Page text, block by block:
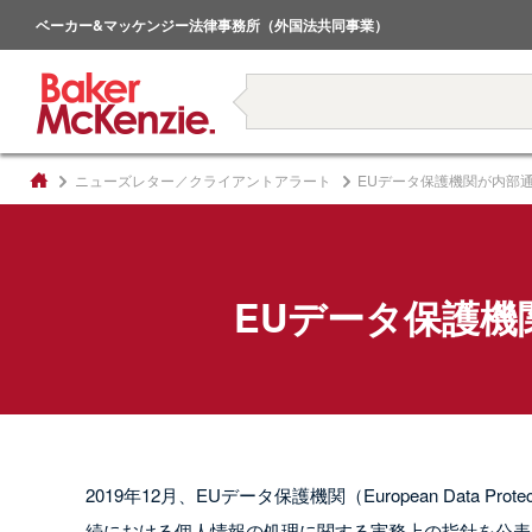
ベーカー&マッケンジー法律事務所（外国法共同事業）
著書
ニューズレター／クライアントアラート EUデータ保護機関が内部
EUデータ保護
2019年12月、EUデータ保護機関（European Data